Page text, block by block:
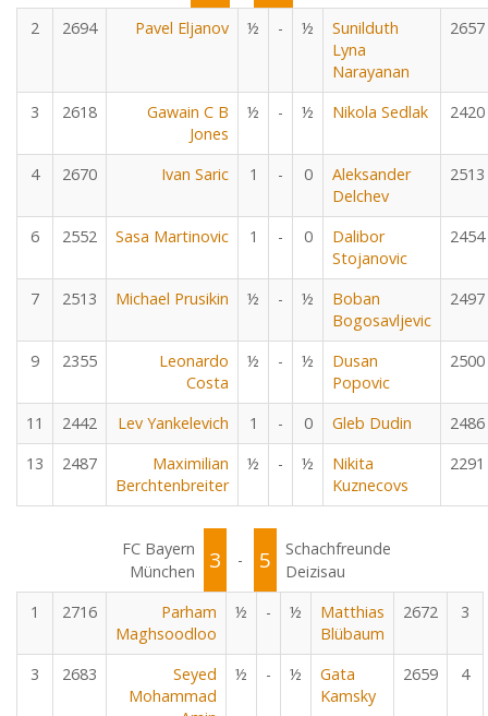
2 2694 Pavel Eljanov ½ - ½
Sunilduth
Lyna
Narayanan
2657
3 2618
Gawain C B
Jones
½ - ½ Nikola Sedlak 2420
4 2670 Ivan Saric 1 - 0
Aleksander
Delchev
2513
6 2552 Sasa Martinovic 1 - 0
Dalibor
Stojanovic
2454
7 2513 Michael Prusikin ½ - ½
Boban
Bogosavljevic
2497
9 2355
Leonardo
Costa
½ - ½
Dusan
Popovic
2500
11 2442 Lev Yankelevich 1 - 0 Gleb Dudin
2486
13
2487
Maximilian
Berchtenbreiter
½ - ½
Nikita
Kuznecovs
2291
FC Bayern
München
3 - 5
Schachfreunde
Deizisau
1
2716
Parham
Maghsoodloo
½ - ½
Matthias
Blübaum
2672 3
3 2683
Seyed
Mohammad
½ - ½
Gata
Kamsky
2659 4